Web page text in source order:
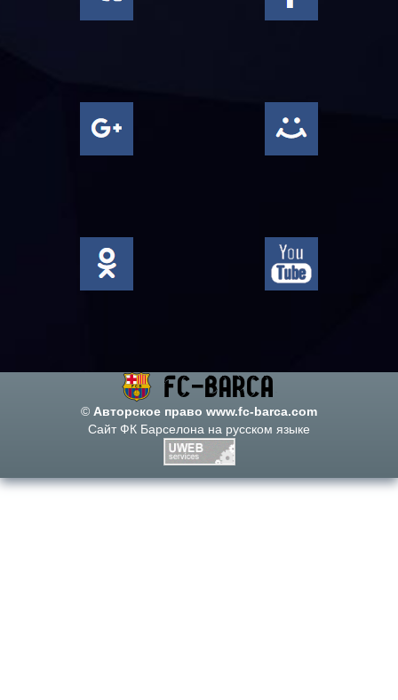
© Авторское право www.fc-barca.com
Сайт ФК Барселона на русском языке